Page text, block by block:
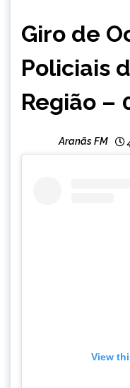
NOTÍCIAS
Giro de
Policiais
Região –
Aranãs FM
View